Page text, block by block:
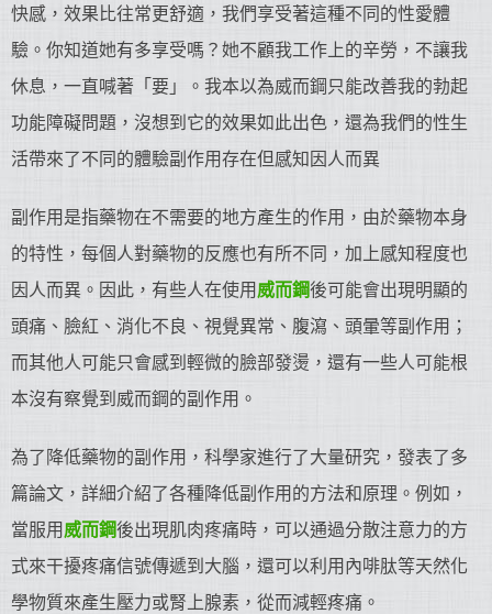
快感，效果比往常更舒適，我們享受著這種不同的性愛體
驗。你知道她有多享受嗎？她不顧我工作上的辛勞，不讓我
休息，一直喊著「要」。我本以為威而鋼只能改善我的勃起
功能障礙問題，沒想到它的效果如此出色，還為我們的性生
活帶來了不同的體驗副作用存在但感知因人而異
副作用是指藥物在不需要的地方產生的作用，由於藥物本身
的特性，每個人對藥物的反應也有所不同，加上感知程度也
因人而異。因此，有些人在使用 威而鋼後可能會出現明顯的
頭痛、臉紅、消化不良、視覺異常、腹瀉、頭暈等副作用；
而其他人可能只會感到輕微的臉部發燙，還有一些人可能根
本沒有察覺到威而鋼的副作用。
為了降低藥物的副作用，科學家進行了大量研究，發表了多
篇論文，詳細介紹了各種降低副作用的方法和原理。例如，
當服用 威而鋼後出現肌肉疼痛時，可以通過分散注意力的方
式來干擾疼痛信號傳遞到大腦，還可以利用內啡肽等天然化
學物質來產生壓力或腎上腺素，從而減輕疼痛。